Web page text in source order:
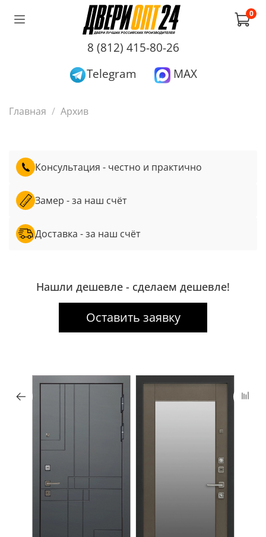
0
8 (812) 415-80-26
Telegram
MAX
Главная Архив
Консультация - честно и практично
Замер - за наш счёт
Доставка - за наш счёт
Нашли дешевле - сделаем дешевле!
Оставить заявку